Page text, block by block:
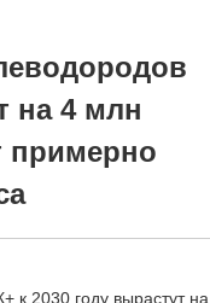
на 4 млн
примерно